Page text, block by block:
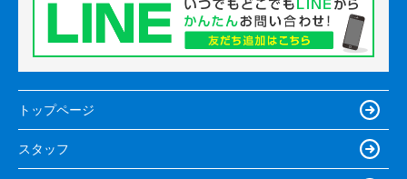
トップページ
スタッフ